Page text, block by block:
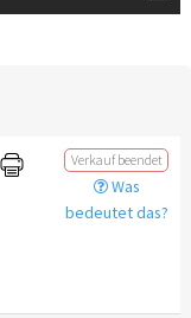
Verkauf beendet
Was
bedeutet das?